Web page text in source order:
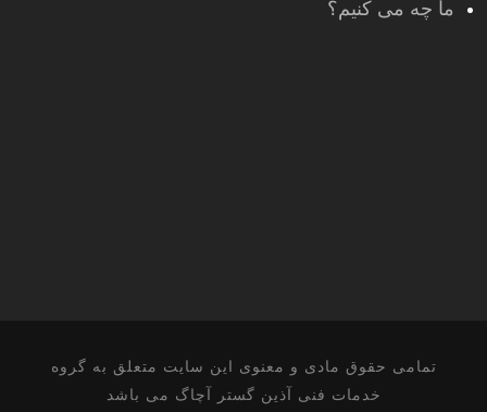
ما چه می کنیم؟
تمامی حقوق مادی و معنوی این سایت متعلق به گروه
خدمات فنی آذین گستر آچاگ می باشد